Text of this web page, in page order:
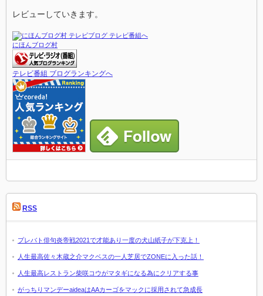
レビューしていきます。
にほんブログ村
テレビ番組 ブログランキングへ
RSS
プレバト俳句炎帝戦2021で才能あり一度の犬山紙子が下克上！
人生最高佐々木蔵之介マクベスの一人芝居でZONEに入った話！
人生最高レストラン柴咲コウがマタギになる為にクリアする事
がっちりマンデーaideaはAAカーゴをマックに採用されて急成長